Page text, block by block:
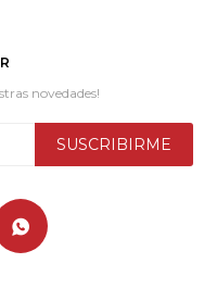
novedades!
SUSCRIBIRME
